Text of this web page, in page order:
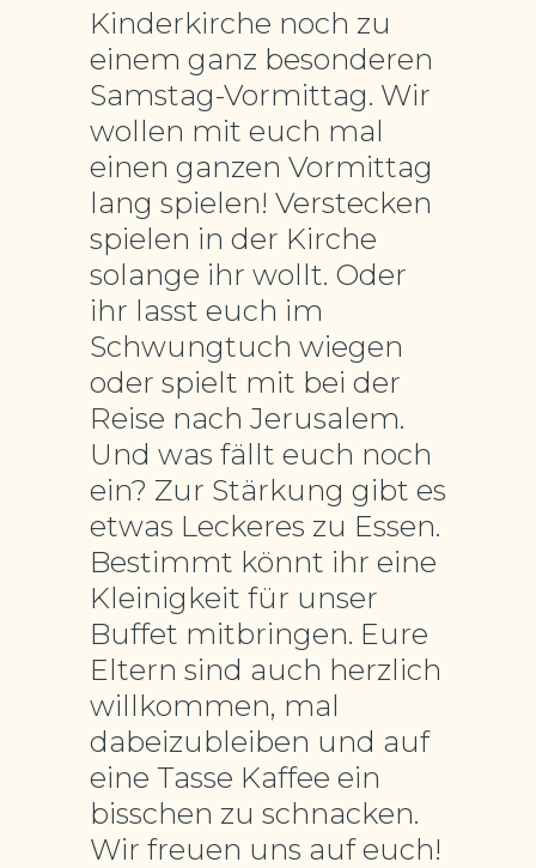
Kinderkirche noch zu
einem ganz besonderen
Samstag-Vormittag. Wir
wollen mit euch mal
einen ganzen Vormittag
lang spielen! Verstecken
spielen in der Kirche
solange ihr wollt. Oder
ihr lasst euch im
Schwungtuch wiegen
oder spielt mit bei der
Reise nach Jerusalem.
Und was fällt euch noch
ein? Zur Stärkung gibt es
etwas Leckeres zu Essen.
Bestimmt könnt ihr eine
Kleinigkeit für unser
Buffet mitbringen. Eure
Eltern sind auch herzlich
willkommen, mal
dabeizubleiben und auf
eine Tasse Kaffee ein
bisschen zu schnacken.
Wir freuen uns auf euch!